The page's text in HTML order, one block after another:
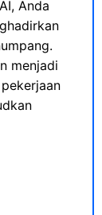
Anda
menjadi